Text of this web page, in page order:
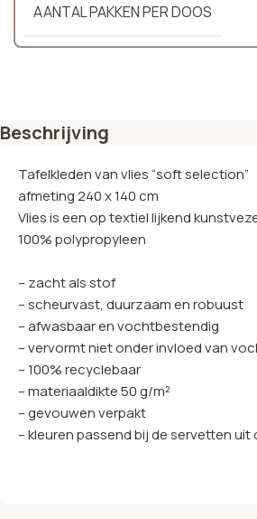
AANTAL PAKKEN PER DOOS
Beschrijving
Tafelkleden van vlies “soft selection”
afmeting 240 x 140 cm
Vlies is een op textiel lijkend
100% polypropyleen
– zacht als stof
– scheurvast, duurzaam en robuust
– afwasbaar en vochtbestendig
– vervormt niet onder invloed van
– 100% recyclebaar
– materiaaldikte 50 g/m²
– gevouwen verpakt
– kleuren passend bij de servetten uit